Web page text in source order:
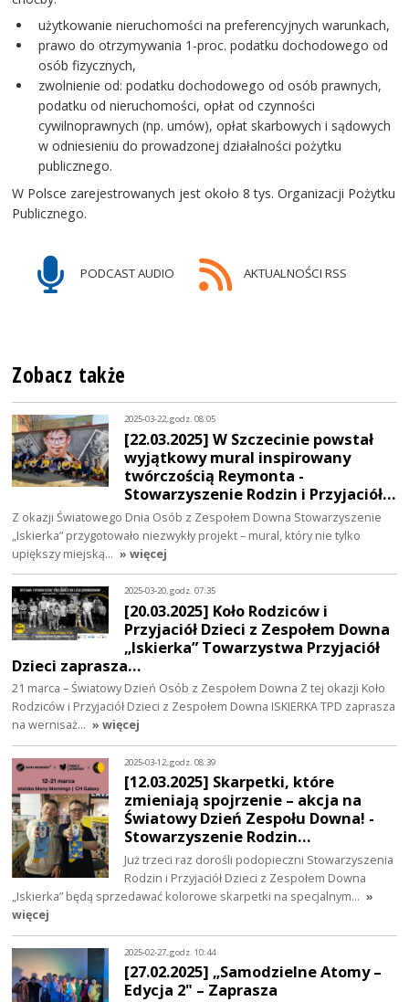
użytkowanie nieruchomości na preferencyjnych warunkach,
prawo do otrzymywania 1-proc. podatku dochodowego od
osób fizycznych,
zwolnienie od: podatku dochodowego od osób prawnych,
podatku od nieruchomości, opłat od czynności
cywilnoprawnych (np. umów), opłat skarbowych i sądowych
w odniesieniu do prowadzonej działalności pożytku
publicznego.
W Polsce zarejestrowanych jest około 8 tys. Organizacji Pożytku
Publicznego.
PODCAST AUDIO AKTUALNOŚCI RSS
Zobacz także
2025-03-22, godz. 08:05
[22.03.2025] W Szczecinie powstał
wyjątkowy mural inspirowany
twórczością Reymonta -
Stowarzyszenie Rodzin i Przyjaciół…
Z okazji Światowego Dnia Osób z Zespołem Downa Stowarzyszenie
„Iskierka” przygotowało niezwykły projekt – mural, który nie tylko
upiększy miejską… » więcej
2025-03-20, godz. 07:35
[20.03.2025] Koło Rodziców i
Przyjaciół Dzieci z Zespołem Downa
„Iskierka” Towarzystwa Przyjaciół
Dzieci zaprasza…
21 marca – Światowy Dzień Osób z Zespołem Downa Z tej okazji Koło
Rodziców i Przyjaciół Dzieci z Zespołem Downa ISKIERKA TPD zaprasza
na wernisaż… » więcej
2025-03-12, godz. 08:39
[12.03.2025] Skarpetki, które
zmieniają spojrzenie – akcja na
Światowy Dzień Zespołu Downa! -
Stowarzyszenie Rodzin…
Już trzeci raz dorośli podopieczni Stowarzyszenia
Rodzin i Przyjaciół Dzieci z Zespołem Downa
„Iskierka” będą sprzedawać kolorowe skarpetki na specjalnym… »
więcej
2025-02-27, godz. 10:44
[27.02.2025] „Samodzielne Atomy –
Edycja 2" – Zaprasza